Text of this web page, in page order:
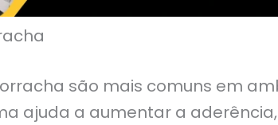
são mais comuns em
ajuda a aumentar a